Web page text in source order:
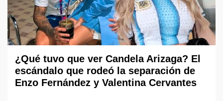
¿Qué tuvo que ver Candela Arizaga? El
escándalo que rodeó la separación de
Enzo Fernández y Valentina Cervantes